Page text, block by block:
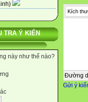
TRA Ý KIẾN
này như thế nào?
Tiết 4
ÔN
- HS
-
+
Kích
Đường
Gửi ý